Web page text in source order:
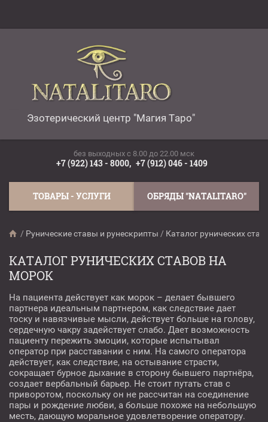
Эзотерический центр "Магия Таро"
без выходных c 8.00 до 22.00 мск
+7 (922) 143 - 8000, +7 (912) 046 - 1409
ТОВАРЫ - УСЛУГИ ОБРЯДЫ "NATALITARO"
/ Рунические ставы и рунескрипты / Каталог рунических
КАТАЛОГ РУНИЧЕСКИХ СТАВОВ НА
МОРОК
На пациента действует как морок – делает бывшего
партнера идеальным партнером, как следствие дает
тоску и навязчивые мысли, действует больше на голову,
сердечную чакру задействует слабо. Дает возможность
пациенту пережить эмоции, которые испытывал
оператор при расставании с ним. На самого оператора
действует, как следствие, на остывание страсти,
сокращает бурное дыхание в сторону бывшего партнёра,
создает вербальный барьер. Не стоит путать став с
приворотом, поскольку он не рассчитан на соединение
пары и рождение любви, а больше похоже на небольшую
месть, дающую моральное удовлетворение оператору.